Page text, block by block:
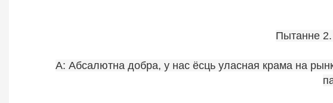
Пытанне 2.
A: Абсалютна добра, у нас ёсць уласная крама на